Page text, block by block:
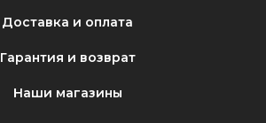
Доставка и оплата
Гарантия и возврат
Наши магазины